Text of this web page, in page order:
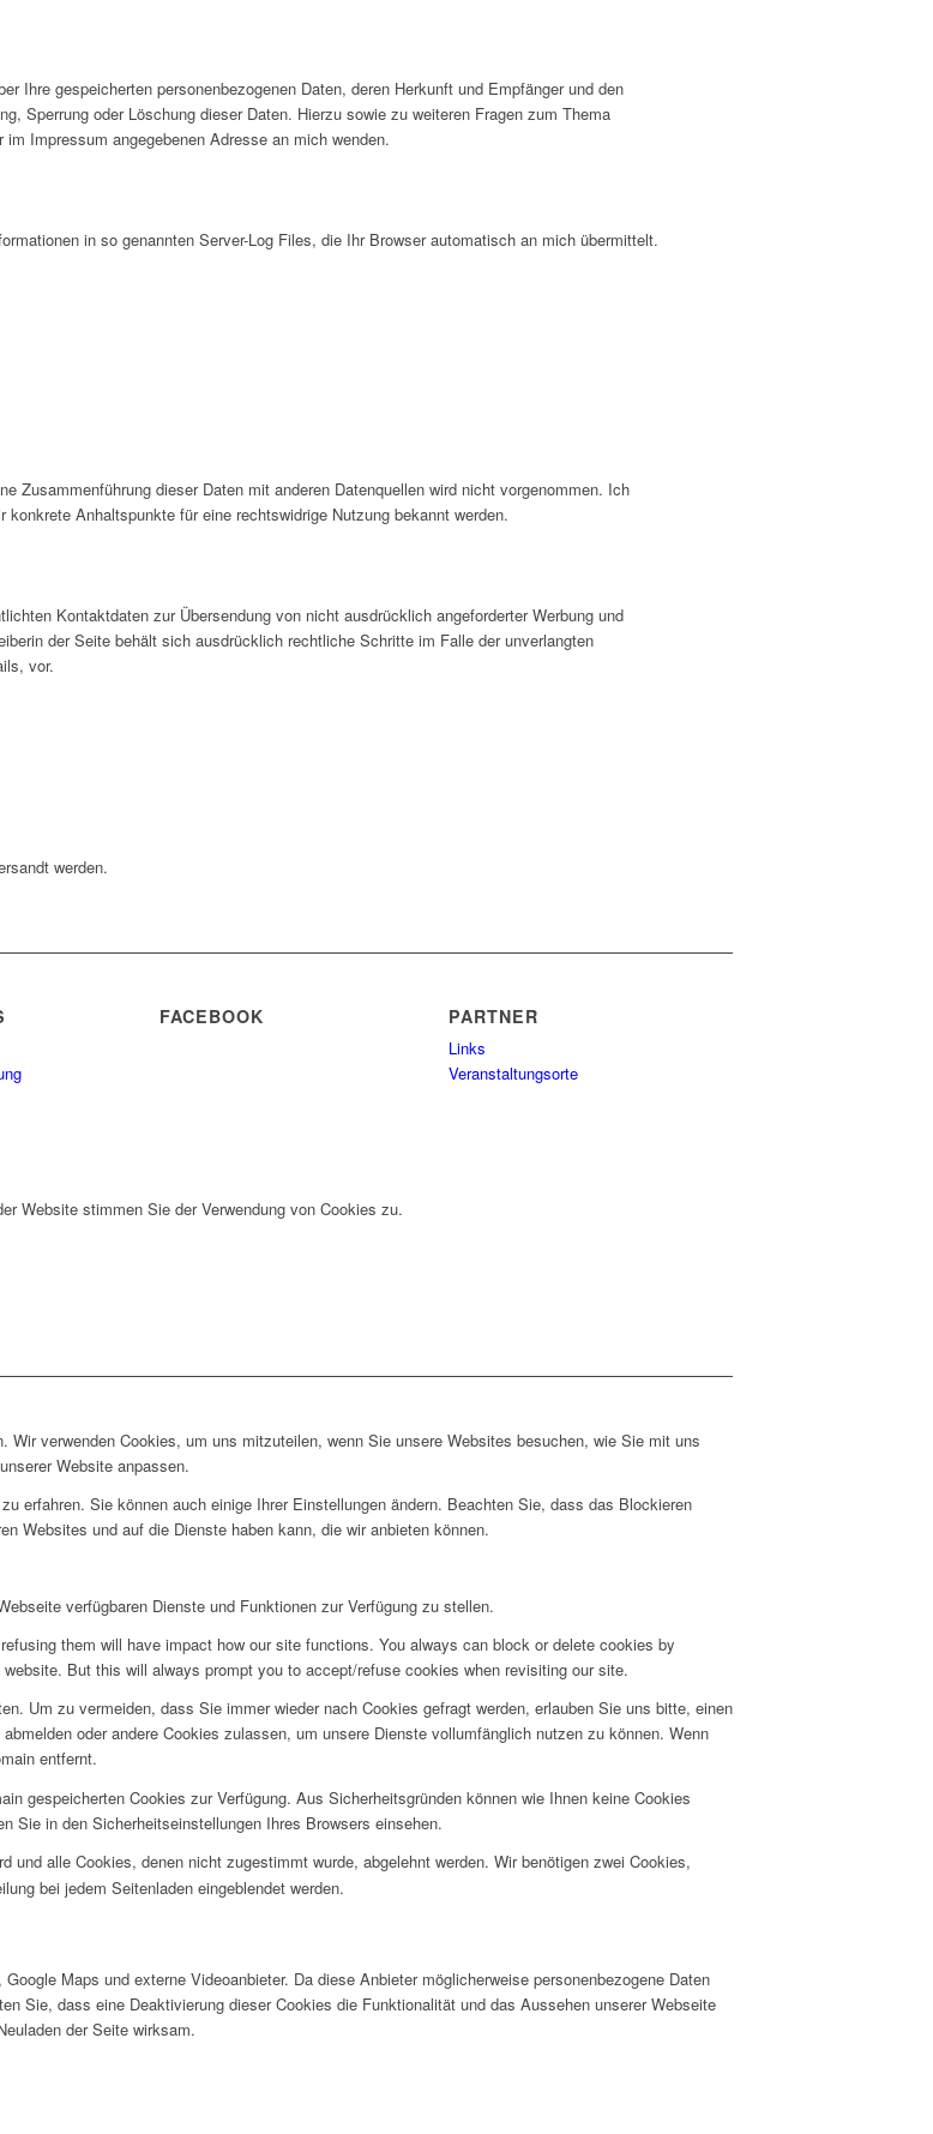
Ihre gespeicherten personenbezogenen Daten, deren Herkunft und Empfänger und den
Sperrung oder Löschung dieser Daten. Hierzu sowie zu weiteren Fragen zum Thema
Impressum angegebenen Adresse an mich wenden.
in so genannten Server-Log Files, die Ihr Browser automatisch an mich übermittelt.
Zusammenführung dieser Daten mit anderen Datenquellen wird nicht vorgenommen. Ich
Anhaltspunkte für eine rechtswidrige Nutzung bekannt werden.
Kontaktdaten zur Übersendung von nicht ausdrücklich angeforderter Werbung und
der Seite behält sich ausdrücklich rechtliche Schritte im Falle der unverlangten
vor.
werden.
FACEBOOK PARTNER
Links
Veranstaltungsorte
Website stimmen Sie der Verwendung von Cookies zu.
verwenden Cookies, um uns mitzuteilen, wenn Sie unsere Websites besuchen, wie Sie mit uns
Website anpassen.
erfahren. Sie können auch einige Ihrer Einstellungen ändern. Beachten Sie, dass das Blockieren
Websites und auf die Dienste haben kann, die wir anbieten können.
verfügbaren Dienste und Funktionen zur Verfügung zu stellen.
them will have impact how our site functions. You always can block or delete cookies by
But this will always prompt you to accept/refuse cookies when revisiting our site.
Um zu vermeiden, dass Sie immer wieder nach Cookies gefragt werden, erlauben Sie uns bitte, einen
oder andere Cookies zulassen, um unsere Dienste vollumfänglich nutzen zu können. Wenn
entfernt.
gespeicherten Cookies zur Verfügung. Aus Sicherheitsgründen können wie Ihnen keine Cookies
Sie in den Sicherheitseinstellungen Ihres Browsers einsehen.
und alle Cookies, denen nicht zugestimmt wurde, abgelehnt werden. Wir benötigen zwei Cookies,
bei jedem Seitenladen eingeblendet werden.
Maps und externe Videoanbieter. Da diese Anbieter möglicherweise personenbezogene Daten
Sie, dass eine Deaktivierung dieser Cookies die Funktionalität und das Aussehen unserer Webseite
der Seite wirksam.